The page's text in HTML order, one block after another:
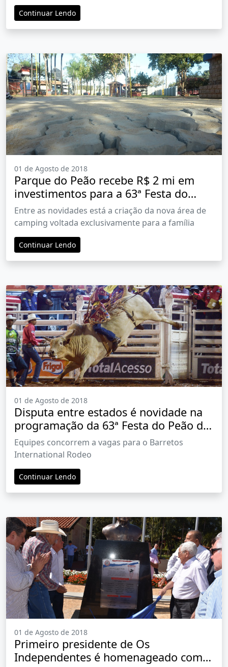
Continuar Lendo
01 de Agosto de 2018
Parque do Peão recebe R$ 2 mi em
investimentos para a 63ª Festa do
Peão de Barretos
Entre as novidades está a criação da nova área de
camping voltada exclusivamente para a família
Continuar Lendo
01 de Agosto de 2018
Disputa entre estados é novidade na
programação da 63ª Festa do Peão de
Barretos
Equipes concorrem a vagas para o Barretos
International Rodeo
Continuar Lendo
01 de Agosto de 2018
Primeiro presidente de Os
Independentes é homenageado com